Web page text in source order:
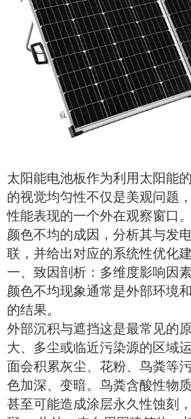
太阳能电池板作为利用太阳能
的视觉均匀性不仅是美观问题
性能表现的一个外在观察窗口。
颜色不均的成因，分析其与发
联，并给出对应的系统性优化
一、致因剖析：多维度影响因
颜色不均现象通常是外部环境
的结果。
外部沉积与遮挡这是最常见的
大、多尘或临近污染源的区域
面会积累灰尘、花粉、鸟粪等
色加深、变暗。鸟粪含酸性物
甚至可能造成涂层永久性蚀刻